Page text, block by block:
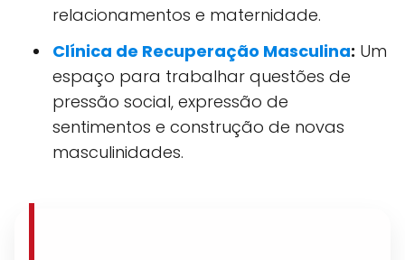
relacionamentos e maternidade.
Clínica de Recuperação Masculina: Um
espaço para trabalhar questões de
pressão social, expressão de
sentimentos e construção de novas
masculinidades.